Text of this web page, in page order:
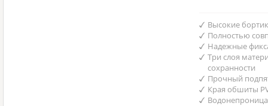
Высокие
Полностью
Надежные
Три слоя
сохранности
Прочный
Края обшиты